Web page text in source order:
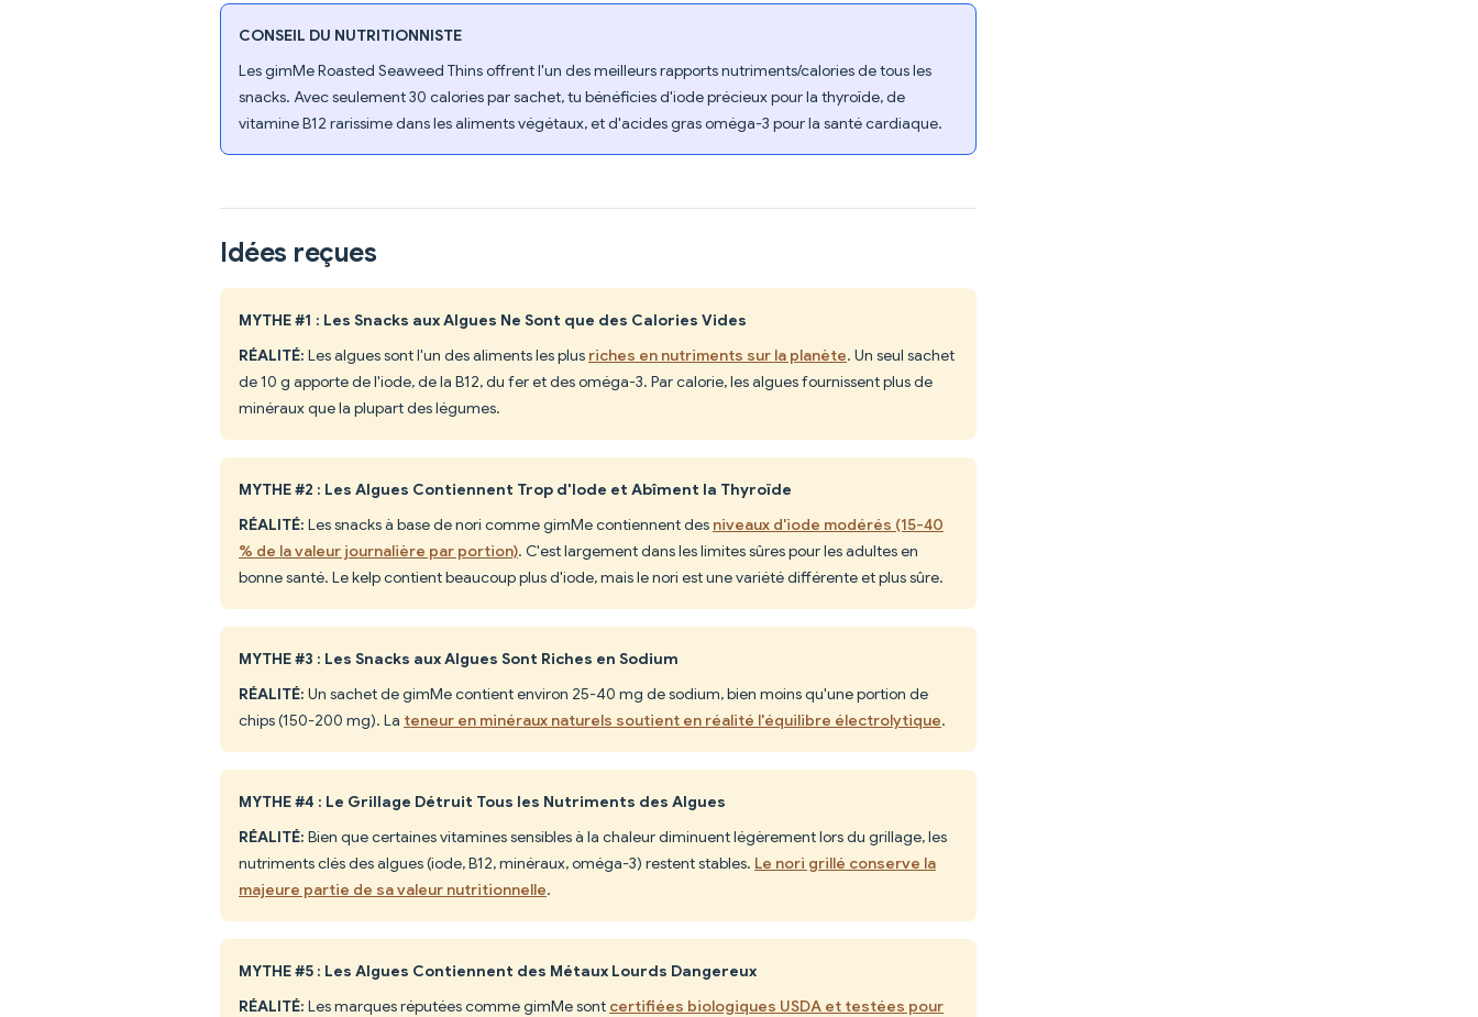
CONSEIL DU NUTRITIONNISTE
Les gimMe Roasted Seaweed Thins offrent l'un des meilleurs rapports nutriments/calories de tous les
snacks. Avec seulement 30 calories par sachet, tu bénéficies d'iode précieux pour la thyroïde, de
vitamine B12 rarissime dans les aliments végétaux, et d'acides gras oméga-3 pour la santé cardiaque.
Idées reçues
MYTHE #1 : Les Snacks aux Algues Ne Sont que des Calories Vides
RÉALITÉ: Les algues sont l'un des aliments les plus riches en nutriments sur la planète. Un seul sachet
de 10 g apporte de l'iode, de la B12, du fer et des oméga-3. Par calorie, les algues fournissent plus de
minéraux que la plupart des légumes.
MYTHE #2 : Les Algues Contiennent Trop d'Iode et Abîment la Thyroïde
RÉALITÉ: Les snacks à base de nori comme gimMe contiennent des niveaux d'iode modérés (15-40
% de la valeur journalière par portion). C'est largement dans les limites sûres pour les adultes en
bonne santé. Le kelp contient beaucoup plus d'iode, mais le nori est une variété différente et plus sûre.
MYTHE #3 : Les Snacks aux Algues Sont Riches en Sodium
RÉALITÉ: Un sachet de gimMe contient environ 25-40 mg de sodium, bien moins qu'une portion de
chips (150-200 mg). La teneur en minéraux naturels soutient en réalité l'équilibre électrolytique.
MYTHE #4 : Le Grillage Détruit Tous les Nutriments des Algues
RÉALITÉ: Bien que certaines vitamines sensibles à la chaleur diminuent légèrement lors du grillage, les
nutriments clés des algues (iode, B12, minéraux, oméga-3) restent stables. Le nori grillé conserve la
majeure partie de sa valeur nutritionnelle.
MYTHE #5 : Les Algues Contiennent des Métaux Lourds Dangereux
RÉALITÉ: Les marques réputées comme gimMe sont certifiées biologiques USDA et testées pour